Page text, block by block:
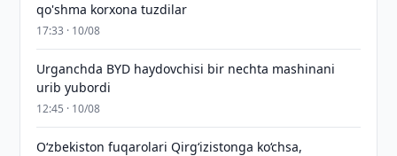
qo'shma korxona tuzdilar
17:33 · 10/08
Urganchda BYD haydovchisi bir nechta mashinani
urib yubordi
12:45 · 10/08
O‘zbekiston fuqarolari Qirg‘izistonga ko‘chsa,